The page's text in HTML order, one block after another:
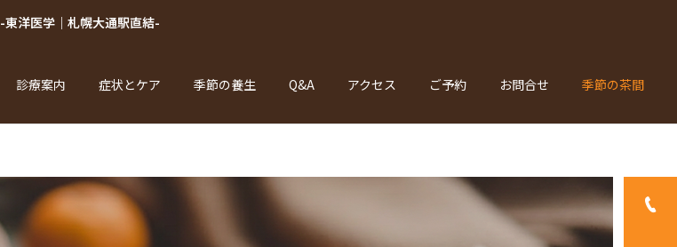
-東洋医学｜札幌大通駅直結-
診療案内 症状とケア 季節の養生 Q&A アクセス ご予約 お問合せ 季節の茶間